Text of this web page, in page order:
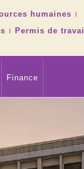
humaines
Permis de travail
Finance